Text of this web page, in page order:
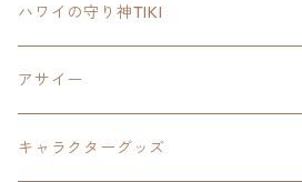
California State Routeカリフォルニア
Interstate 州間道路型
U.S. Route国道（アメリカ）
ブランド
ミリタリー
ゲーム
ハワイの守り神TIKI
アサイー
キャラクターグッズ